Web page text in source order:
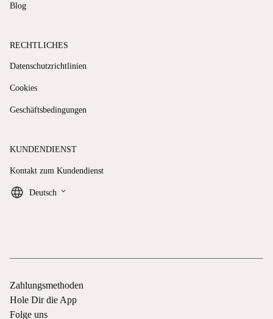
Blog
RECHTLICHES
Datenschutzrichtlinien
Cookies
Geschäftsbedingungen
KUNDENDIENST
Kontakt zum Kundendienst
Deutsch keyboard_arrow_down
Zahlungsmethoden
Hole Dir die App
Folge uns